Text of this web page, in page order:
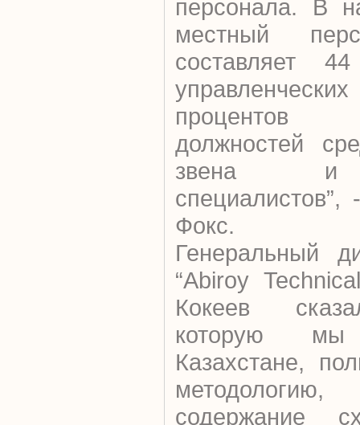
персонала. В
местный
составляет
процентов
должностей
звена и
Фокс.
Генеральный
“Abiroy
Кокеев
которую
Казахстане,
содержание